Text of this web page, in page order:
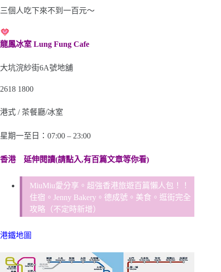
三個人吃下來不到一百元～
龍鳳冰室 Lung Fung Cafe
大坑浣紗街6A號地舖
2618 1800
港式 / 茶餐廳/冰室
星期一至日：07:00 – 23:00
香港 延伸閱讀(請點入,有百篇文章等你看)
MiuMiu愛分享。超強香港旅遊百篇懶人包！！
住宿。Jenny Bakery。德成號。美食。逛街完全
攻略（不定時新增）
港鐵地圖